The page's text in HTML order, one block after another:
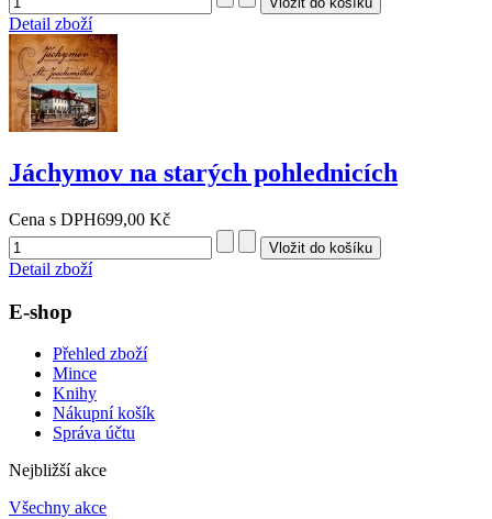
Detail zboží
Jáchymov na starých pohlednicích
Cena s DPH699,00 Kč
Detail zboží
E-shop
Přehled zboží
Mince
Knihy
Nákupní košík
Správa účtu
Nejbližší akce
Všechny akce